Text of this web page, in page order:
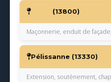
(13800)
Maçonnerie, enduit de
Pélissanne (13330)
Extension, soutènement,